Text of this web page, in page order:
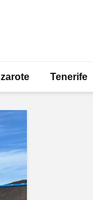
Tenerife